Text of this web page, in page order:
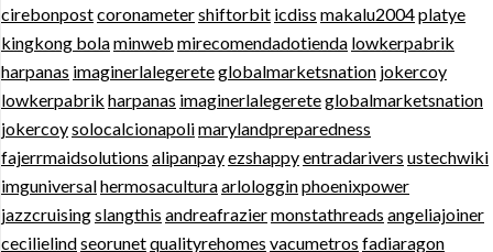
cirebonpostcoronametershiftorbit icdiss makalu2004platye
kingkong bolaminweb mirecomendadotienda lowkerpabrik
harpanas imaginerlalegereteglobalmarketsnation jokercoy
lowkerpabrik harpanas imaginerlalegereteglobalmarketsnation
jokercoysolocalcionapolimarylandpreparedness
fajerrmaidsolutions alipanpayezshappyentradarivers ustechwiki
imguniversalhermosaculturaarlologginphoenixpower
jazzcruisingslangthis andreafraziermonstathreads angeliajoiner
cecilielindseorunetqualityrehomes vacumetros fadiaragon